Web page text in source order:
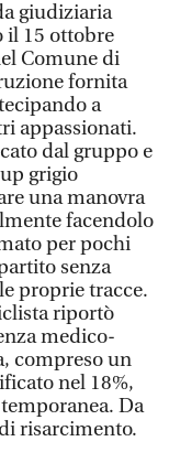
giudiziaria
il 15 ottobre
Comune di
fornita
a
appassionati.
dal gruppo e
grigio
una manovra
facendolo
per pochi
senza
proprie tracce.
riportò
medico-
compreso un
nel 18%,
Da
risarcimento.